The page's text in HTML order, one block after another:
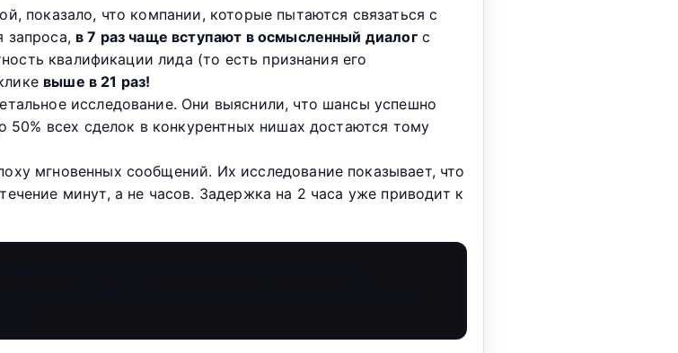
показало, что компании, которые пытаются связаться с
запроса, в 7 раз чаще вступают в осмысленный диалогс
квалификации лида (то есть признания его
выше в 21 раз!
исследование. Они выяснили, что шансы успешно
всех сделок в конкурентных нишах достаются тому
мгновенных сообщений. Их исследование показывает, что
минут, а не часов. Задержка на 2 часа уже приводит к